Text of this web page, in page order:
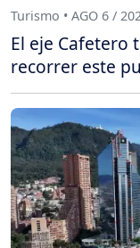
Turismo • AGO 6 /
El eje Cafetero
recorrer este